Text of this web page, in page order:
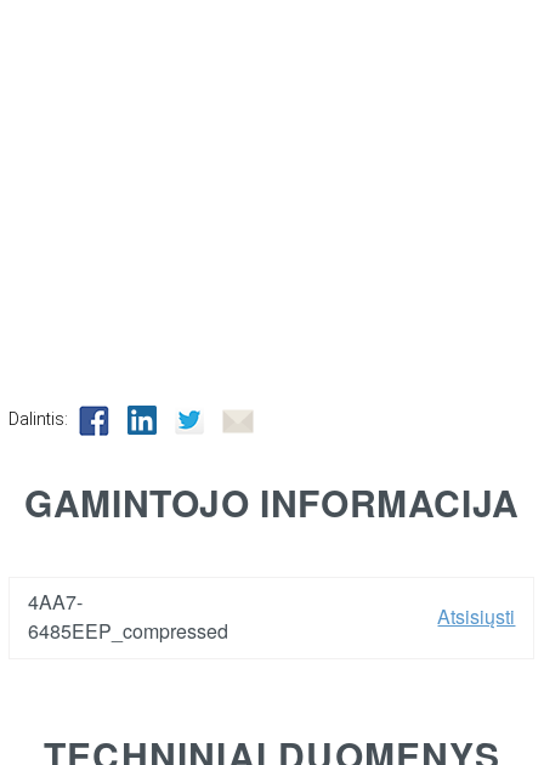
Dalintis:
GAMINTOJO INFORMACIJA
4AA7-
6485EEP_compressed
Atsisiųsti